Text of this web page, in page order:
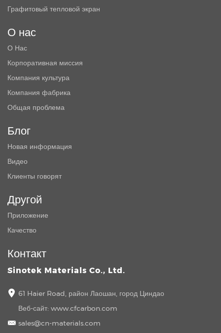
Графитовый тепловой экран
О нас
О Нас
Корпоративная миссия
Компания культура
Компания фабрика
Общая проблема
Блог
Новая информация
Видео
Клиенты говорят
Другой
Приложение
Качество
Контакт
Sinotek Materials Co., Ltd.
61 Haier Road, район Лаошан, город Циндао
Веб-сайт: www.cfcarbon.com
sales@cn-materials.com